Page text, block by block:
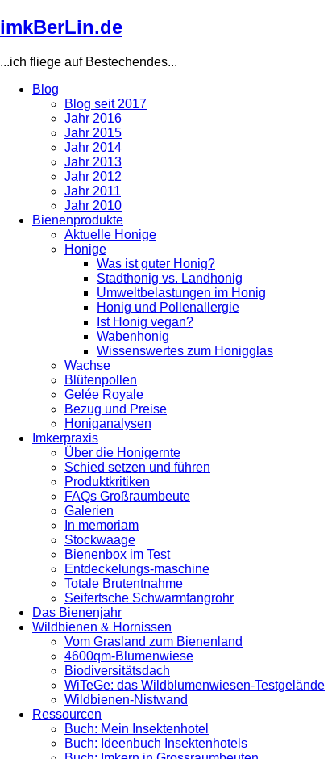
Direkt
zum
imkBerLin.de
...ich fliege auf Bestechendes...
navigation
Blog
Blog seit 2017
Jahr 2016
Jahr 2015
Jahr 2014
Jahr 2013
Jahr 2012
Jahr 2011
Jahr 2010
Bienenprodukte
Aktuelle Honige
Honige
Was ist guter Honig?
Stadthonig vs. Landhonig
Umweltbelastungen im Honig
Honig und Pollenallergie
Ist Honig vegan?
Wabenhonig
Wissenswertes zum Honigglas
Wachse
Blütenpollen
Gelée Royale
Bezug und Preise
Honiganalysen
Imkerpraxis
Über die Honigernte
Schied setzen und führen
Produktkritiken
FAQs Großraumbeute
Galerien
In memoriam
Stockwaage
Bienenbox im Test
Entdeckelungs-maschine
Totale Brutentnahme
Seifertsche Schwarmfangrohr
Das Bienenjahr
Wildbienen & Hornissen
Vom Grasland zum Bienenland
4600qm-Blumenwiese
Biodiversitätsdach
WiTeGe: das Wildblumenwiesen-Testgelände
Wildbienen-Nistwand
Ressourcen
Buch: Mein Insektenhotel
Buch: Ideenbuch Insektenhotels